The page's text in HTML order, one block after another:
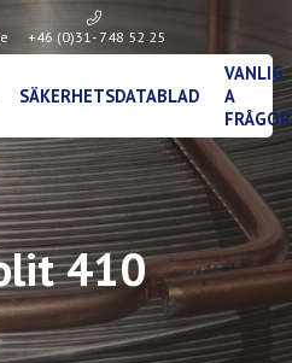
+46 (0)31- 748 52 25
SÄKERHETSDATABLAD
VANLIG
A
FRÅGOR
410